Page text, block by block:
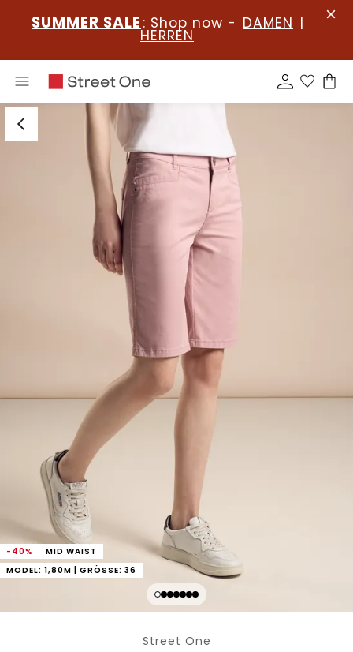
SUMMER SALE : Shop now - DAMEN |
HERREN
-40%
MID WAIST
MODEL: 1,80M | GRÖSSE: 36
Street One